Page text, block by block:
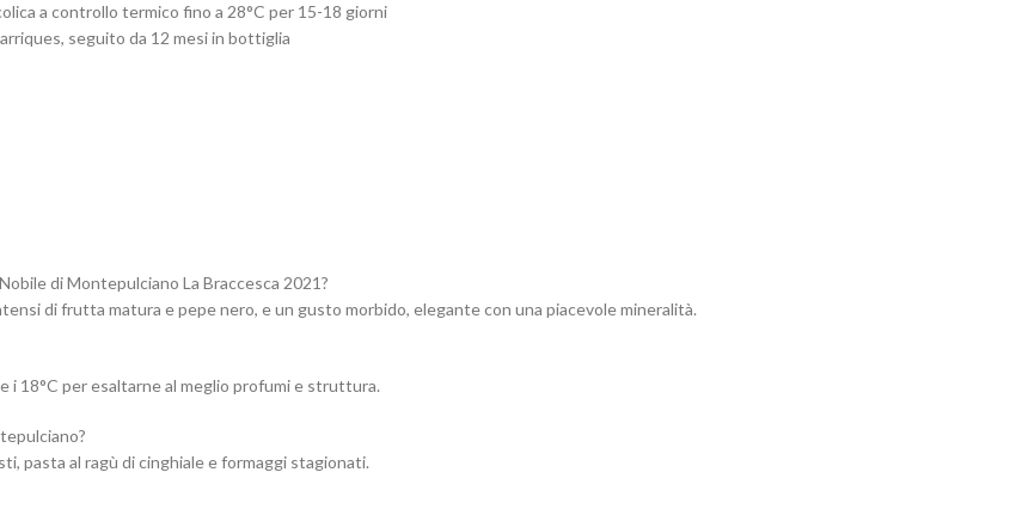
a controllo termico fino a 28°C per 15-18 giorni
seguito da 12 mesi in bottiglia
di Montepulciano La Braccesca 2021?
di frutta matura e pepe nero, e un gusto morbido, elegante con una piacevole mineralità.
i 18°C per esaltarne al meglio profumi e struttura.
pasta al ragù di cinghiale e formaggi stagionati.